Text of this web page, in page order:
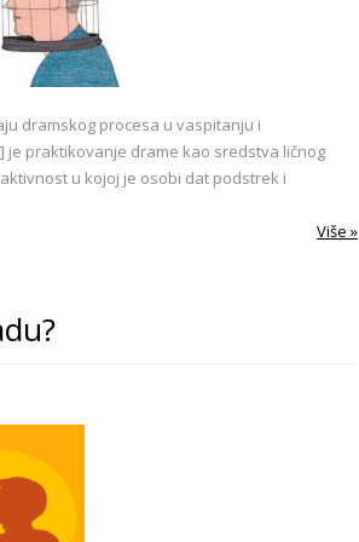
dramskog procesa u vaspitanju i
praktikovanje drame kao sredstva ličnog
u kojoj je osobi dat podstrek i
Više »